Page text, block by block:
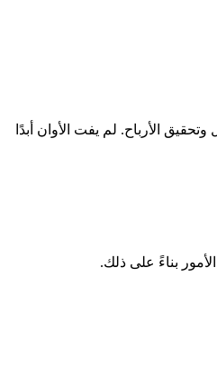
الأرباح. لم يفت الأوان أبدًا
بناءً على ذلك.